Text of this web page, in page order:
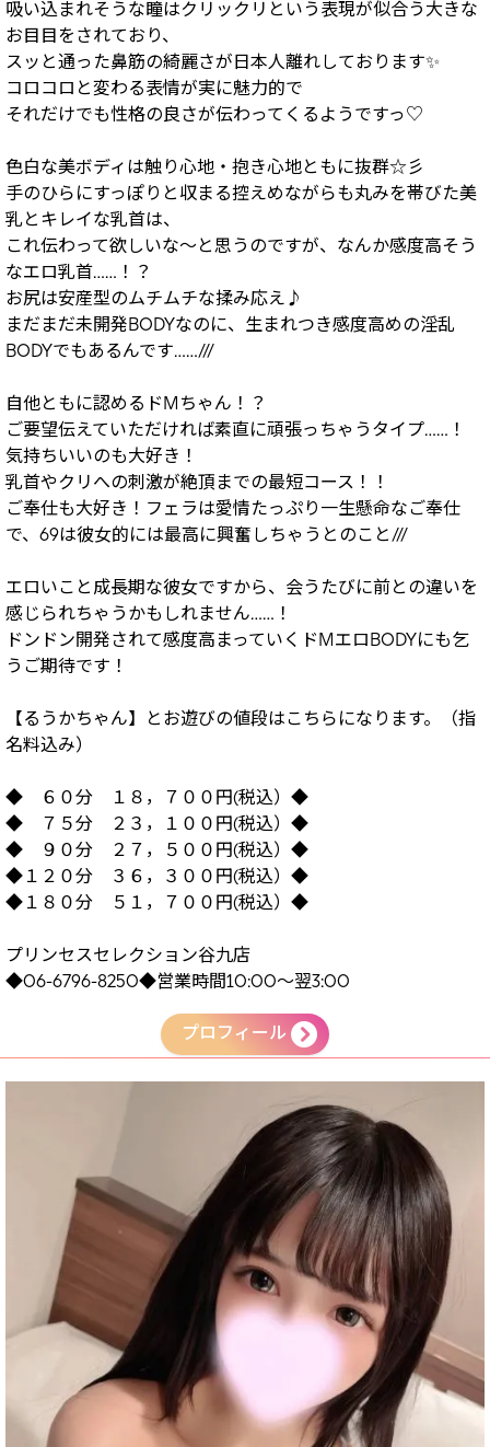
吸い込まれそうな瞳はクリックリという表現が似合う大きな
お目目をされており、
スッと通った鼻筋の綺麗さが日本人離れしております✨
コロコロと変わる表情が実に魅力的で
それだけでも性格の良さが伝わってくるようですっ♡
色白な美ボディは触り心地・抱き心地ともに抜群☆彡
手のひらにすっぽりと収まる控えめながらも丸みを帯びた美
乳とキレイな乳首は、
これ伝わって欲しいな～と思うのですが、なんか感度高そう
なエロ乳首……！？
お尻は安産型のムチムチな揉み応え♪
まだまだ未開発BODYなのに、生まれつき感度高めの淫乱
BODYでもあるんです……///
自他ともに認めるドMちゃん！？
ご要望伝えていただければ素直に頑張っちゃうタイプ……！
気持ちいいのも大好き！
乳首やクリへの刺激が絶頂までの最短コース！！
ご奉仕も大好き！フェラは愛情たっぷり一生懸命なご奉仕
で、69は彼女的には最高に興奮しちゃうとのこと///
エロいこと成長期な彼女ですから、会うたびに前との違いを
感じられちゃうかもしれません……！
ドンドン開発されて感度高まっていくドMエロBODYにも乞
うご期待です！
【るうかちゃん】とお遊びの値段はこちらになります。（指
名料込み）
◆ ６０分 １８，７００円(税込）◆
◆ ７５分 ２３，１００円(税込）◆
◆ ９０分 ２７，５００円(税込）◆
◆１２０分 ３６，３００円(税込）◆
◆１８０分 ５１，７００円(税込）◆
プリンセスセレクション谷九店
◆06-6796-8250◆営業時間10:00～翌3:00
プロフィール